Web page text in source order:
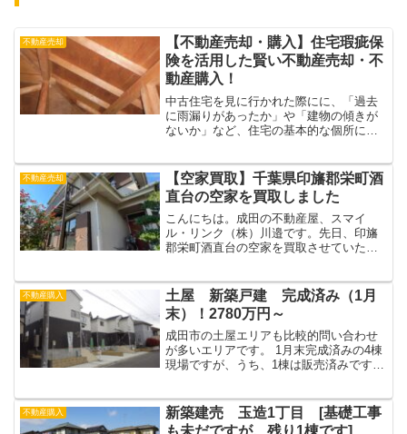
不動産売却
【不動産売却・購入】住宅瑕疵保
険を活用した賢い不動産売却・不
動産購入！
中古住宅を見に行かれた際にに、「過去
に雨漏りがあったか」や「建物の傾きが
ないか」など、住宅の基本的な個所につ
ンスペクションといって、物件購入前
に、第３者機関に住宅診断を...
不動産売却
【空家買取】千葉県印旛郡栄町酒
直台の空家を買取しました
こんにちは。成田の不動産屋、スマイ
ル・リンク（株）川邉です。先日、印旛
郡栄町酒直台の空家を買取させていただ
物件を相続された方からの依頼により仲
介による売却や買取ができる...
不動産購入
土屋 新築戸建 完成済み（1月
末）！2780万円～
成田市の土屋エリアも比較的問い合わせ
が多いエリアです。 1月末完成済みの4棟
現場ですが、うち、1棟は販売済みですの
ループのアーネストワンです。 西側接道
が2棟、...
不動産購入
新築建売 玉造1丁目 [基礎工事